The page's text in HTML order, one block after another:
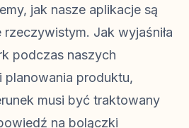
jak nasze aplikacje są
Jak wyjaśniła
podczas naszych
produktu,
musi być traktowany
na bolączki